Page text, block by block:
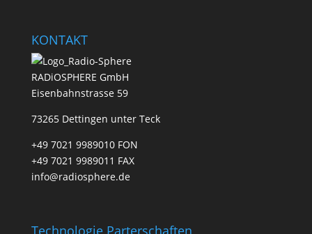
KONTAKT
RADiOSPHERE GmbH
Eisenbahnstrasse 59
73265 Dettingen unter Teck
+49 7021 9989010 FON
+49 7021 9989011 FAX
info@radiosphere.de
Technologie Parterschaften